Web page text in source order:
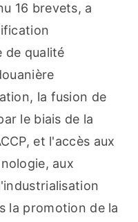
16 brevets, a
de qualité
la fusion de
le biais de la
et l'accès aux
aux
la promotion de la